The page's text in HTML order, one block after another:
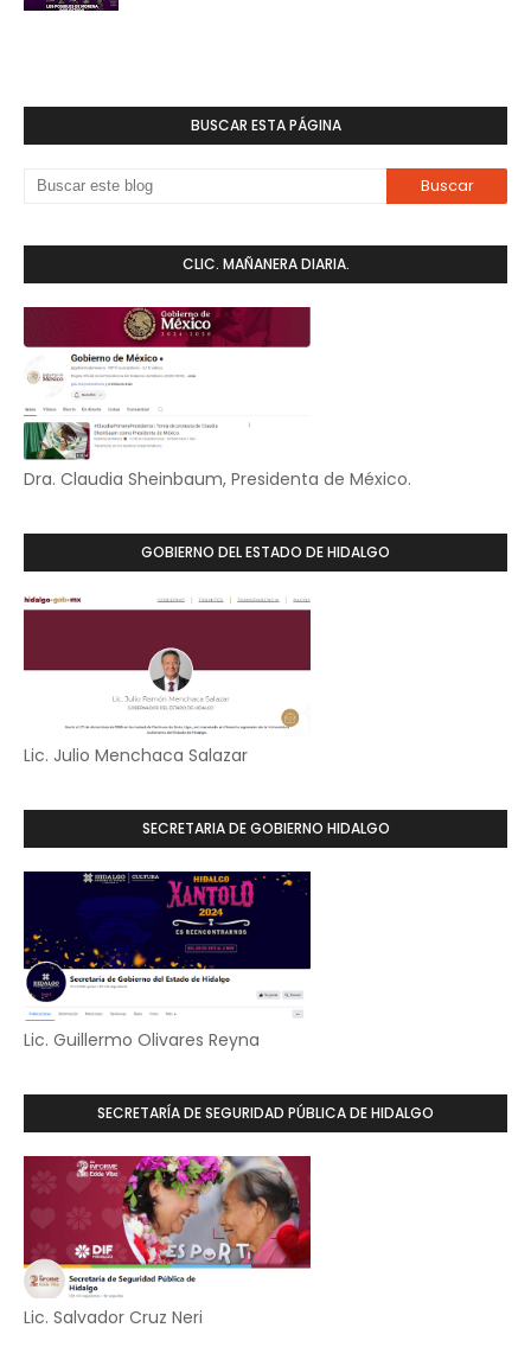
BUSCAR ESTA PÁGINA
CLIC. MAÑANERA DIARIA.
Dra. Claudia Sheinbaum, Presidenta de México.
GOBIERNO DEL ESTADO DE HIDALGO
Lic. Julio Menchaca Salazar
SECRETARIA DE GOBIERNO HIDALGO
Lic. Guillermo Olivares Reyna
SECRETARÍA DE SEGURIDAD PÚBLICA DE HIDALGO
Lic. Salvador Cruz Neri